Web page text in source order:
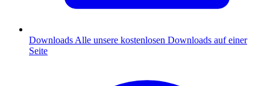
Downloads Alle unsere kostenlosen Downloads auf einer
Seite